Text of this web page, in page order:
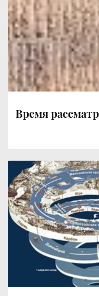
Время